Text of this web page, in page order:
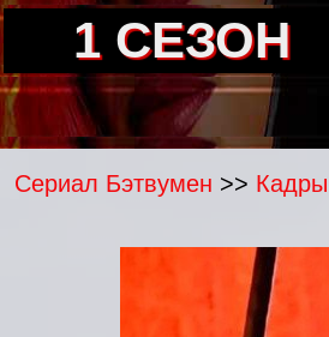
1 СЕЗОН
Сериал Бэтвумен >>